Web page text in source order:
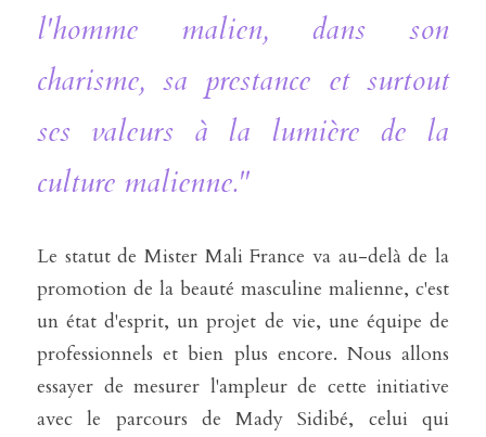
l'homme malien, dans son
charisme, sa prestance et surtout
ses valeurs à la lumière de la
culture malienne."
Le statut de Mister Mali France va au-delà de la
promotion de la beauté masculine malienne, c'est
un état d'esprit, un projet de vie, une équipe de
professionnels et bien plus encore. Nous allons
essayer de mesurer l'ampleur de cette initiative
avec le parcours de Mady Sidibé, celui qui